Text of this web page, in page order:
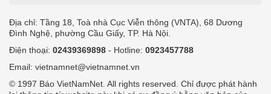
Địa chỉ: Tầng 18, Toà nhà Cục Viễn thông (VNTA), 68 Dương
Đình Nghệ, phường Cầu Giấy, TP. Hà Nội.
Điện thoại: 02439369898 - Hotline: 0923457788
Email: vietnamnet@vietnamnet.vn
© 1997 Báo VietNamNet. All rights reserved. Chỉ được phát hành